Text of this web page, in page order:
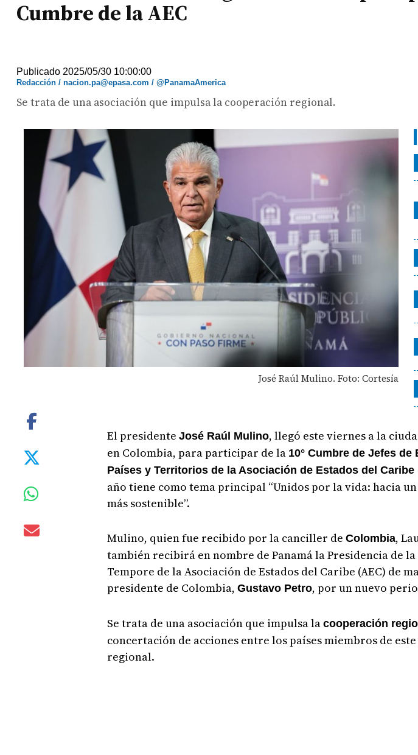
Cumbre de la AEC
Publicado 2025/05/30 10:00:00
Redacción / nacion.pa@epasa.com / @PanamaAmerica
Se trata de una asociación que impulsa la cooperación regional.
José Raúl Mulino. Foto: Cortesía
El presidente José Raúl Mulino, llegó este viernes a la
en Colombia, para participar de la 10° Cumbre de Jefes de
Países y Territorios de la Asociación de Estados del Caribe
año tiene como tema principal “Unidos por la vida: hacia
más sostenible”.
Mulino, quien fue recibido por la canciller de Colombia,
también recibirá en nombre de Panamá la Presidencia de
Tempore de la Asociación de Estados del Caribe (AEC) de
presidente de Colombia, Gustavo Petro, por un nuevo
Se trata de una asociación que impulsa la cooperación
concertación de acciones entre los países miembros de
regional.